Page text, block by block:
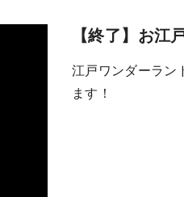
【終了】お江
江戸ワンダーラン
ます！